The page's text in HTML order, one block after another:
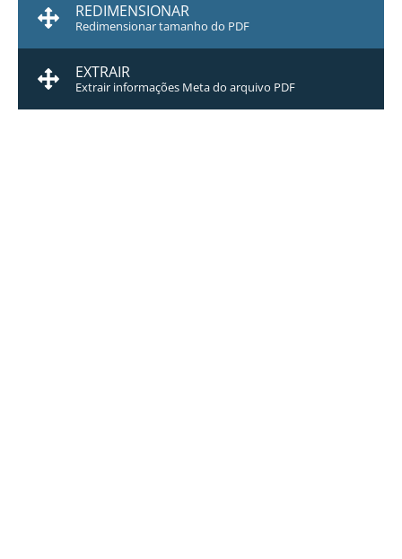
REDIMENSIONAR
Redimensionar tamanho do PDF
EXTRAIR
Extrair informações Meta do arquivo PDF